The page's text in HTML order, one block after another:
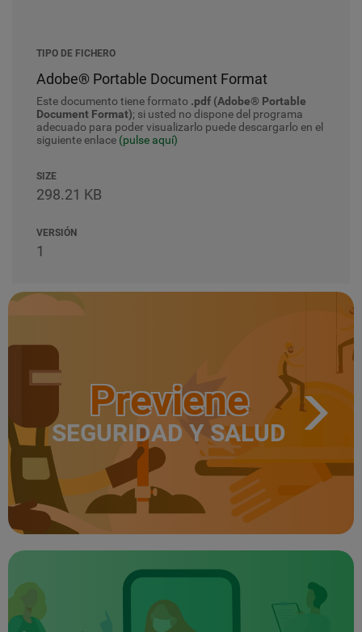
TIPO DE FICHERO
Adobe® Portable Document Format
Este documento tiene formato .pdf (Adobe® Portable
Document Format); si usted no dispone del programa
adecuado para poder visualizarlo puede descargarlo en el
siguiente enlace (pulse aquí)
SIZE
298.21 KB
VERSIÓN
1
Previene
SEGURIDAD Y SALUD